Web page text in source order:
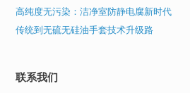
高纯度无污染：洁净室防静电腐新时代
传统到无硫无硅油手套技术升级路
联系我们